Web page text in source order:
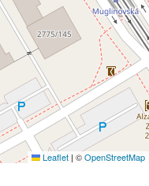
Leaflet | ©OpenStreetMap